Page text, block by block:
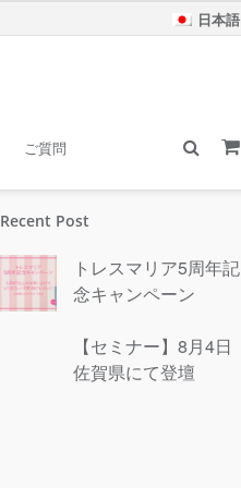
日本語
ご質問
Recent Post
トレスマリア5周年記
念キャンペーン
【セミナー】8月4日
佐賀県にて登壇